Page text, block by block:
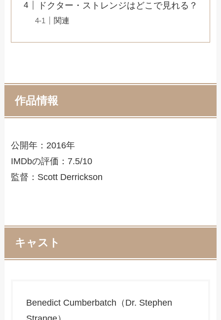
ドクター・ストレンジはどこで見れる？
関連
作品情報
公開年：2016年
IMDbの評価：7.5/10
監督：Scott Derrickson
キャスト
Benedict Cumberbatch（Dr. Stephen